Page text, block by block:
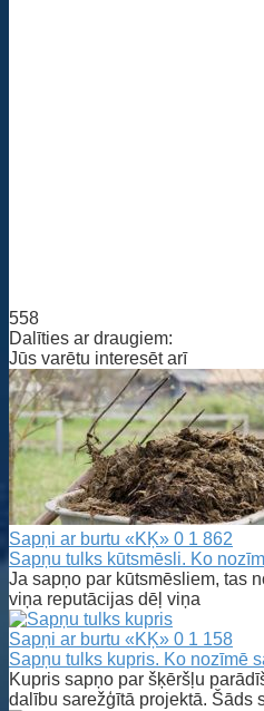
558
Dalīties ar draugiem:
Jūs varētu interesēt arī
Sapņi ar burtu «KĶ» 0 1 862
Sapņu tulks kūtsmēsli. Ko
Ja sapņo par kūtsmēsliem, tas
viņa reputācijas dēļ viņa
Sapņi ar burtu «KĶ» 0 1 158
Sapņu tulks kupris. Ko nozīmē
Kupris sapņo par šķēršļu
dalību sarežģītā projektā. Šāds